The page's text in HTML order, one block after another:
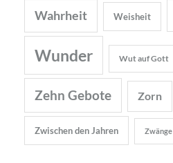
Wahrheit Weisheit
Wunder Wut auf Gott
Zehn Gebote Zorn
Zwischen den Jahren Zwänge